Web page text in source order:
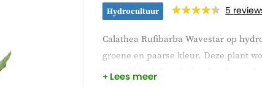
Hydrocultuur 5
Calathea Rufibarba Wavestar op
groene en paarse kleur. Deze plant
donker wordt kun je de plant horen
Lees meer